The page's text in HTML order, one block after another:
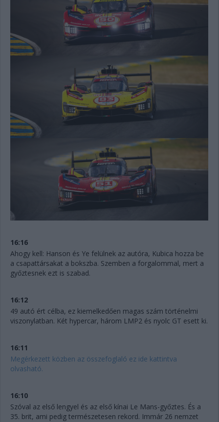
16:16
Ahogy kell: Hanson és Ye felülnek az autóra, Kubica hozza be
a csapattársakat a bokszba. Szemben a forgalommal, mert a
győztesnek ezt is szabad.
16:12
49 autó ért célba, ez kiemelkedően magas szám történelmi
viszonylatban. Két hypercar, három LMP2 és nyolc GT esett ki.
16:11
Megérkezett közben az összefoglaló ez ide kattintva
olvasható.
16:10
Szóval az első lengyel és az első kínai Le Mans-győztes. És a
35. brit, ami pedig természetesen rekord. Immár 26 nemzet